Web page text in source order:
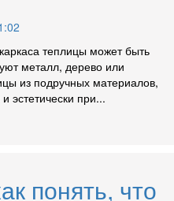
теплицы может быть
металл, дерево или
из подручных материалов,
эстетически при...
понять, что